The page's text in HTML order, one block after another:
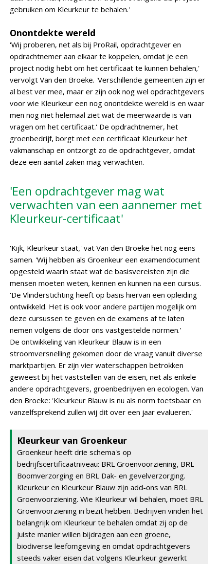
gebruiken om Kleurkeur te behalen.'
Onontdekte wereld
'Wij proberen, net als bij ProRail, opdrachtgever en
opdrachtnemer aan elkaar te koppelen, omdat je een
project nodig hebt om het certificaat te kunnen behalen,'
vervolgt Van den Broeke. 'Verschillende gemeenten zijn er
al best ver mee, maar er zijn ook nog wel opdrachtgevers
voor wie Kleurkeur een nog onontdekte wereld is en waar
men nog niet helemaal ziet wat de meerwaarde is van
vragen om het certificaat.' De opdrachtnemer, het
groenbedrijf, borgt met een certificaat Kleurkeur het
vakmanschap en ontzorgt zo de opdrachtgever, omdat
deze een aantal zaken mag verwachten.
'Een opdrachtgever mag wat
verwachten van een aannemer met
Kleurkeur-certificaat'
'Kijk, Kleurkeur staat,' vat Van den Broeke het nog eens
samen. 'Wij hebben als Groenkeur een examendocument
opgesteld waarin staat wat de basisvereisten zijn die
mensen moeten weten, kennen en kunnen na een cursus.
'De Vlinderstichting heeft op basis hiervan een opleiding
ontwikkeld. Het is ook voor andere partijen mogelijk om
deze cursussen te geven en de examens af te laten
nemen volgens de door ons vastgestelde normen.'
De ontwikkeling van Kleurkeur Blauw is in een
stroomversnelling gekomen door de vraag vanuit diverse
marktpartijen. Er zijn vier waterschappen betrokken
geweest bij het vaststellen van de eisen, net als enkele
andere opdrachtgevers, groenbedrijven en ecologen. Van
den Broeke: 'Kleurkeur Blauw is nu als norm toetsbaar en
vanzelfsprekend zullen wij dit over een jaar evalueren.'
Kleurkeur van Groenkeur
Groenkeur heeft drie schema's op
bedrijfscertificaatniveau: BRL Groenvoorziening, BRL
Boomverzorging en BRL Dak- en gevelverzorging.
Kleurkeur en Kleurkeur Blauw zijn add-ons van BRL
Groenvoorziening. Wie Kleurkeur wil behalen, moet BRL
Groenvoorziening in bezit hebben. Bedrijven vinden het
belangrijk om Kleurkeur te behalen omdat zij op de
juiste manier willen bijdragen aan een groene,
biodiverse leefomgeving en omdat opdrachtgevers
steeds vaker eisen dat volgens Kleurkeur gewerkt